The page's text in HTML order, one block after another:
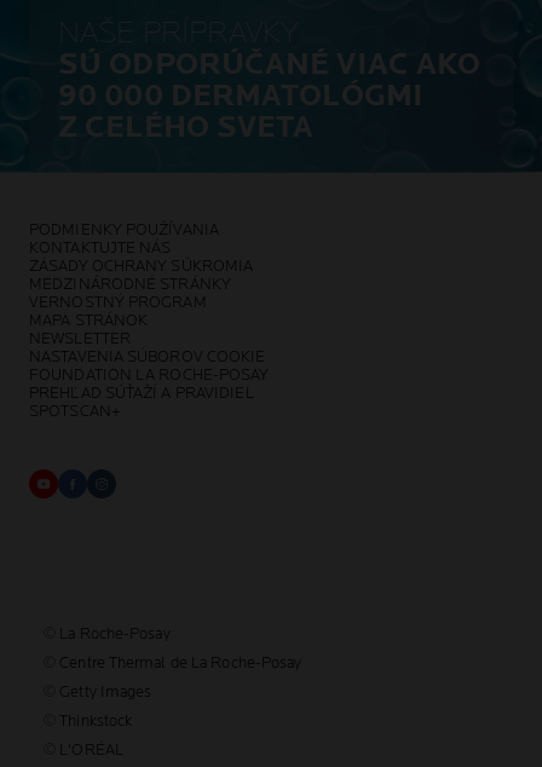
NAŠE PRÍPRAVKY
SÚ ODPORÚČANÉ VIAC AKO
90 000 DERMATOLÓGMI
Z CELÉHO SVETA
PODMIENKY POUŽÍVANIA
KONTAKTUJTE NÁS
ZÁSADY OCHRANY SÚKROMIA
MEDZINÁRODNÉ STRÁNKY
VERNOSTNÝ PROGRAM
MAPA STRÁNOK
NEWSLETTER
NASTAVENIA SÚBOROV COOKIE
FOUNDATION LA ROCHE-POSAY
PREHĽAD SÚŤAŽÍ A PRAVIDIEL
SPOTSCAN+
© La Roche-Posay
© Centre Thermal de La Roche-Posay
© Getty Images
© Thinkstock
© L'ORÉAL